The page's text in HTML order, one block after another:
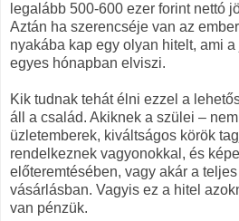
legalább 500-600 ezer forint nettó
Aztán ha szerencséje van az
nyakába kap egy olyan hitelt, ami
egyes hónapban elviszi.
Kik tudnak tehát élni ezzel a
áll a család. Akiknek a szülei –
üzletemberek, kiváltságos körök
rendelkeznek vagyonokkal, és
előteremtésében, vagy akár a
vásárlásban. Vagyis ez a hitel
van pénzük.